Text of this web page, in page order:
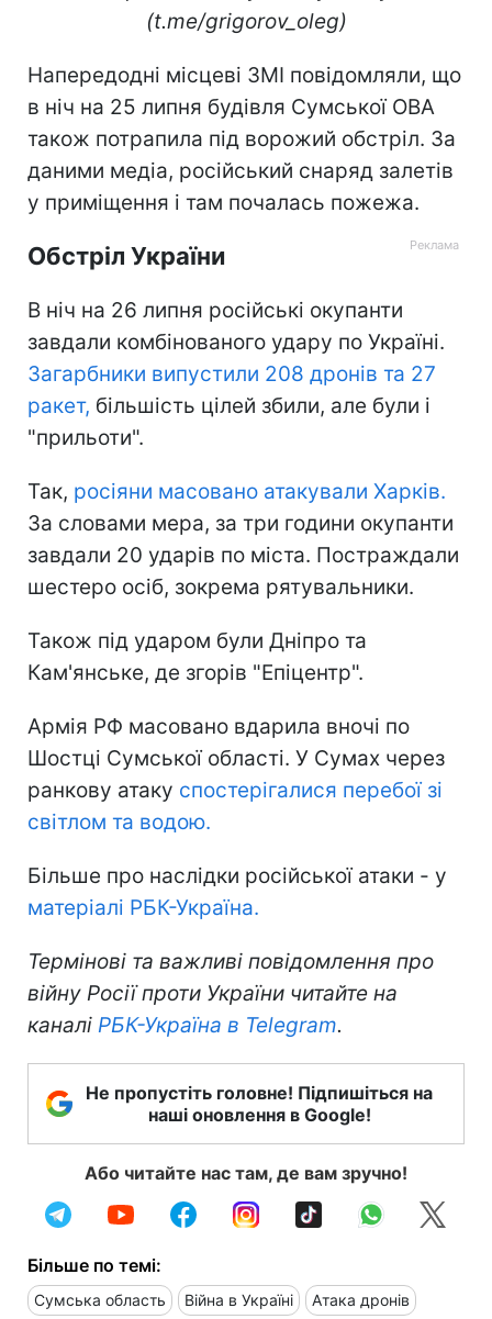
(t.me/grigorov_oleg)
Напередодні місцеві ЗМІ повідомляли, що
в ніч на 25 липня будівля Сумської ОВА
також потрапила під ворожий обстріл. За
даними медіа, російський снаряд залетів
у приміщення і там почалась пожежа.
Обстріл України
В ніч на 26 липня російські окупанти
завдали комбінованого удару по Україні.
Загарбники випустили 208 дронів та 27
ракет, більшість цілей збили, але були і
"прильоти".
Так, росіяни масовано атакували Харків.
За словами мера, за три години окупанти
завдали 20 ударів по міста. Постраждали
шестеро осіб, зокрема рятувальники.
Також під ударом були Дніпро та
Кам'янське, де згорів "Епіцентр".
Армія РФ масовано вдарила вночі по
Шостці Сумської області. У Сумах через
ранкову атаку спостерігалися перебої зі
світлом та водою.
Більше про наслідки російської атаки - у
матеріалі РБК-Україна.
Термінові та важливі повідомлення про
війну Росії проти України читайте на
каналі РБК-Україна в Telegram.
Не пропустіть головне! Підпишіться на
наші оновлення в Google!
Або читайте нас там, де вам зручно!
Більше по темі:
Сумська область Війна в Україні Атака дронів